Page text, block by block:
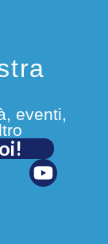
eventi,